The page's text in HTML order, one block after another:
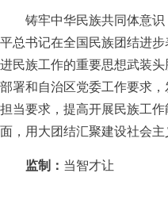
铸牢中华民族共同体意识
平总书记在全国民族团结进
进民族工作的重要思想武装
部署和自治区党委工作要求
担当要求，提高开展民族工
面，用大团结汇聚建设社会主
监制： 当智才让